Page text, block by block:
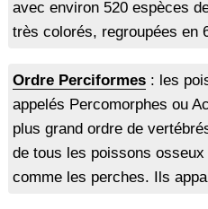
avec environ 520 espèces
très colorés, regroupées en
Ordre Perciformes: les
appelés Percomorphes ou
plus grand ordre de
de tous les poissons
comme les perches. Ils